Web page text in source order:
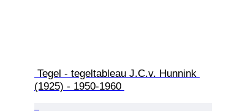
(1925) - 1950-1960